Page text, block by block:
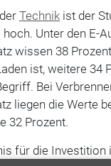
Technikist der
Unter den E-
wissen 38
ist, weitere 34
Bei
liegen die Werte
32 Prozent.
für die Investition